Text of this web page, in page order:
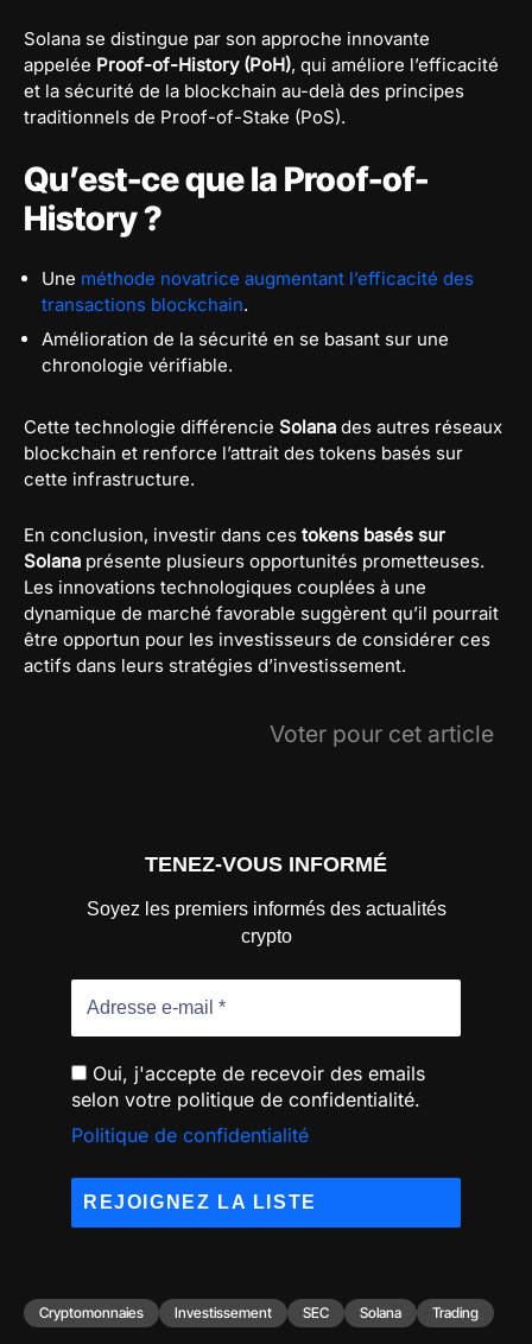
Solana se distingue par son approche innovante
appelée Proof-of-History (PoH), qui améliore l’efficacité
et la sécurité de la blockchain au-delà des principes
traditionnels de Proof-of-Stake (PoS).
Qu’est-ce que la Proof-of-
History ?
Une méthode novatrice augmentant l’efficacité des
transactions blockchain.
Amélioration de la sécurité en se basant sur une
chronologie vérifiable.
Cette technologie différencie Solana des autres réseaux
blockchain et renforce l’attrait des tokens basés sur
cette infrastructure.
En conclusion, investir dans ces tokens basés sur
Solana présente plusieurs opportunités prometteuses.
Les innovations technologiques couplées à une
dynamique de marché favorable suggèrent qu’il pourrait
être opportun pour les investisseurs de considérer ces
actifs dans leurs stratégies d’investissement.
Voter pour cet article
TENEZ-VOUS INFORMÉ
Soyez les premiers informés des actualités
crypto
Oui, j'accepte de recevoir des emails
selon votre politique de confidentialité.
Politique de confidentialité
Cryptomonnaies Investissement SEC Solana Trading